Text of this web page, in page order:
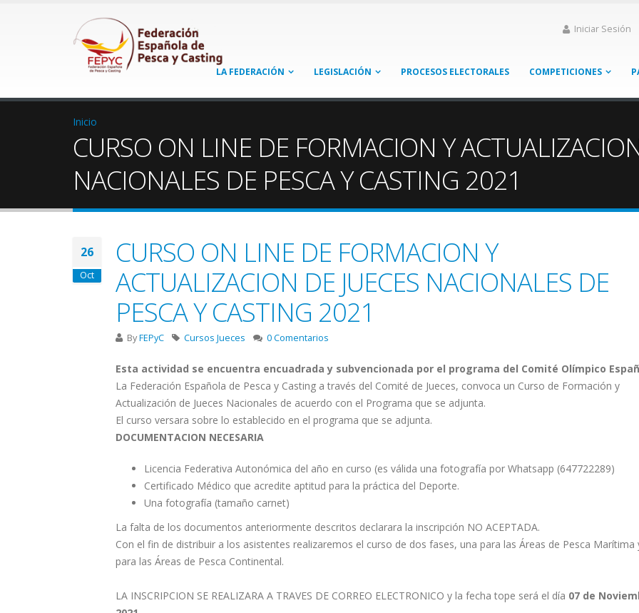
Iniciar Sesión
LA FEDERACIÓN LEGISLACIÓN PROCESOS ELECTORALES COMPETICIONES
Inicio
CURSO ON LINE DE FORMACION Y
NACIONALES DE PESCA Y CASTING 2021
26
Oct
CURSO ON LINE DE FORMACION Y
ACTUALIZACION DE JUECES NACIONALES DE
PESCA Y CASTING 2021
ByFEPyC Cursos Jueces 0 Comentarios
Esta actividad se encuentra encuadrada y subvencionada por el programa del Comité Olímpico
La Federación Española de Pesca y Casting a través del Comité de Jueces, convoca un Curso de Formación y
Actualización de Jueces Nacionales de acuerdo con el Programa que se adjunta.
El curso versara sobre lo establecido en el programa que se adjunta.
DOCUMENTACION NECESARIA
Licencia Federativa Autonómica del año en curso (es válida una fotografía por Whatsapp (647722289)
Certificado Médico que acredite aptitud para la práctica del Deporte.
Una fotografía (tamaño carnet)
La falta de los documentos anteriormente descritos declarara la inscripción NO ACEPTADA.
Con el fin de distribuir a los asistentes realizaremos el curso de dos fases, una para las Áreas de Pesca Marítima
para las Áreas de Pesca Continental.
LA INSCRIPCION SE REALIZARA A TRAVES DE CORREO ELECTRONICO y la fecha tope será el día 07 de